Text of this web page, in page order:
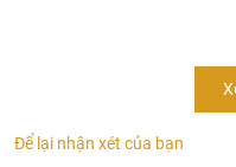
Kích thước: 151 x 151
Để lại nhận xét của bạn